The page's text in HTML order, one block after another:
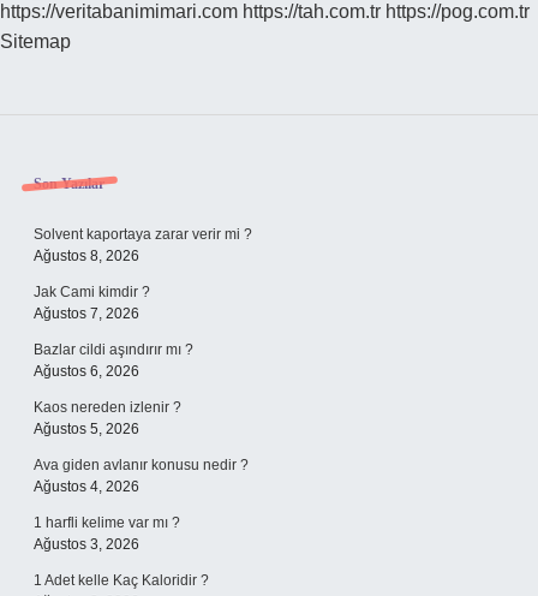
https://veritabanimimari.com https://tah.com.tr https://pog.com.tr
Sitemap
Sidebar
Son Yazılar
Solvent kaportaya zarar verir mi ?
Ağustos 8, 2026
Jak Cami kimdir ?
Ağustos 7, 2026
Bazlar cildi aşındırır mı ?
Ağustos 6, 2026
Kaos nereden izlenir ?
Ağustos 5, 2026
Ava giden avlanır konusu nedir ?
Ağustos 4, 2026
1 harfli kelime var mı ?
Ağustos 3, 2026
1 Adet kelle Kaç Kaloridir ?